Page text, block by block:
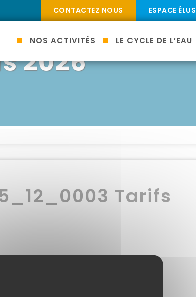
CONTACTEZ NOUS ESPACE ÉLUS
NOS ACTIVITÉS LE CYCLE DE L’EAU
2026
Tarifs